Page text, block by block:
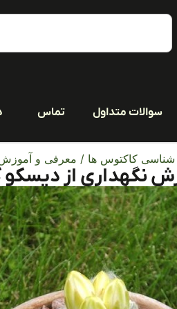
سوالات متداول تماس
شناسی کاکتوس ها / معرفی و آموزش
نگهداری از